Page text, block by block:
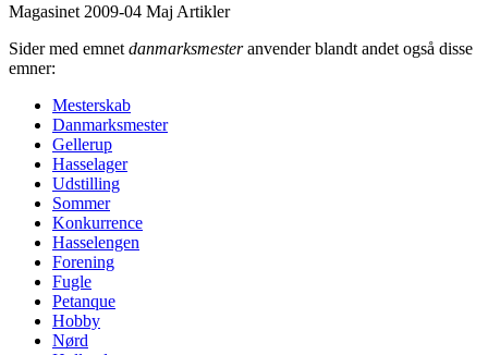
Magasinet 2009-04 Maj Artikler
Sider med emnet danmarksmesteranvender blandt andet også disse
emner:
Mesterskab
Danmarksmester
Gellerup
Hasselager
Udstilling
Sommer
Konkurrence
Hasselengen
Forening
Fugle
Petanque
Hobby
Nørd